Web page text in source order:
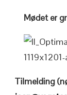
Mødet er
Tilmelding